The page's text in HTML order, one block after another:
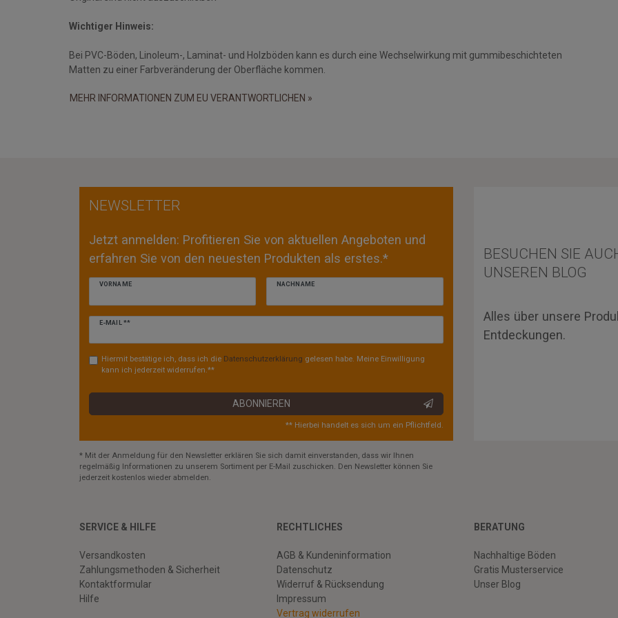
Wichtiger Hinweis:
Bei PVC-Böden, Linoleum-, Laminat- und Holzböden kann es durch eine Wechselwirkung mit gummibeschichteten
Matten zu einer Farbveränderung der Oberfläche kommen.
MEHR INFORMATIONEN ZUM EU VERANTWORTLICHEN »
NEWSLETTER
Jetzt anmelden: Profitieren Sie von aktuellen Angeboten und
erfahren Sie von den neuesten Produkten als erstes.*
VORNAME NACHNAME
E-MAIL **
Newsletter
Hiermit bestätige ich, dass ich die Daten­schutz­erklärung gelesen habe. Meine Einwilligung
kann ich jederzeit widerrufen.**
ABONNIEREN
** Hierbei handelt es sich um ein Pflichtfeld.
BESUCHEN SIE
UNSEREN BLOG
Alles über unsere
Entdeckungen.
* Mit der Anmeldung für den Newsletter erklären Sie sich damit einverstanden, dass wir Ihnen
regelmäßig Informationen zu unserem Sortiment per E-Mail zuschicken. Den Newsletter können Sie
jederzeit kostenlos wieder abmelden.
SERVICE & HILFE
Versandkosten
Zahlungsmethoden & Sicherheit
Kontaktformular
Hilfe
RECHTLICHES
AGB & Kundeninformation
Datenschutz
Widerruf & Rücksendung
Impressum
Vertrag widerrufen
BERATUNG
Nachhaltige Böden
Gratis Musterservice
Unser Blog